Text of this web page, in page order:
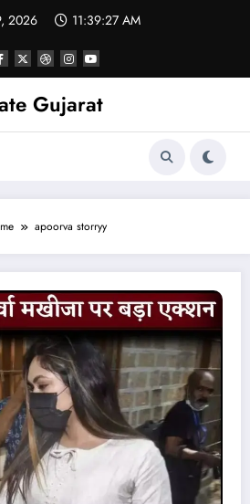
2026 11:39:27 AM
Gujarat
apoorva storryy